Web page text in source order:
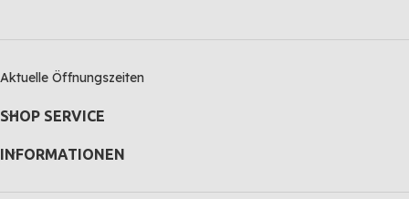
Aktuelle Öffnungszeiten
SHOP SERVICE
INFORMATIONEN